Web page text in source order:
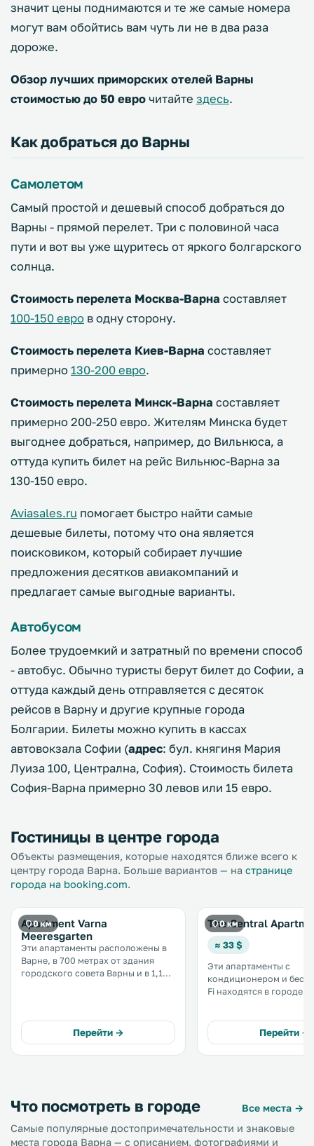
значит цены поднимаются и те же самые номера
могут вам обойтись вам чуть ли не в два раза
дороже.
Обзор лучших приморских отелей Варны
стоимостью до 50 евро читайте здесь.
Как добраться до Варны
Самолетом
Самый простой и дешевый способ добраться до
Варны - прямой перелет. Три с половиной часа
пути и вот вы уже щуритесь от яркого болгарского
солнца.
Стоимость перелета Москва-Варна составляет
100-150 евро в одну сторону.
Стоимость перелета Киев-Варна составляет
примерно 130-200 евро.
Стоимость перелета Минск-Варна составляет
примерно 200-250 евро. Жителям Минска будет
выгоднее добраться, например, до Вильнюса, а
оттуда купить билет на рейс Вильнюс-Варна за
130-150 евро.
Aviasales.ru помогает быстро найти самые
дешевые билеты, потому что она является
поисковиком, который собирает лучшие
предложения десятков авиакомпаний и
предлагает самые выгодные варианты.
Автобусом
Более трудоемкий и затратный по времени способ
- автобус. Обычно туристы берут билет до Софии, а
оттуда каждый день отправляется с десяток
рейсов в Варну и другие крупные города
Болгарии. Билеты можно купить в кассах
автовокзала Софии (адрес: бул. княгиня Мария
Луиза 100, Централна, София). Стоимость билета
София-Варна примерно 30 левов или 15 евро.
Гостиницы в центре города
Объекты размещения, которые находятся ближе всего к
центру города Варна. Больше вариантов — на странице
города на booking.com.
0 км
Apartment Varna
Meeresgarten
Эти апартаменты расположены в
Варне, в 700 метрах от здания
городского совета Варны и в 1,1
Перейти →
0 км
The Central
≈ 33 $
Эти апартаменты с
кондиционером и
Fi находятся в городе
предоставляются
постельное белье. .
Перейти →
Что посмотреть в городе
Все места →
Самые популярные достопримечательности и знаковые
места города Варна — с описанием, фотографиями и